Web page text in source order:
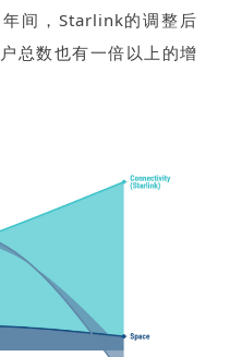
间，Starlink的调整后
总数也有一倍以上的增